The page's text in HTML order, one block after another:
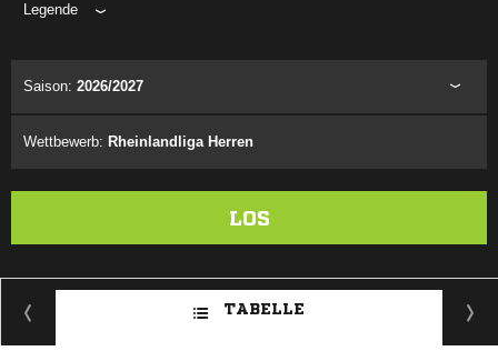
Legende
Saison: 2026/2027
Wettbewerb: Rheinlandliga Herren
LOS
TABELLE